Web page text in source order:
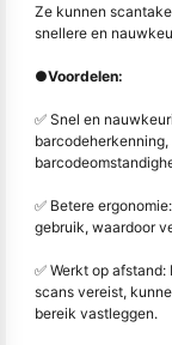
Ze kunnen
snellere en
●Voordelen:
✅ Snel en
✅ Betere
gebruik, waardoor
✅ Werkt op
scans vereist,
bereik vastleggen.